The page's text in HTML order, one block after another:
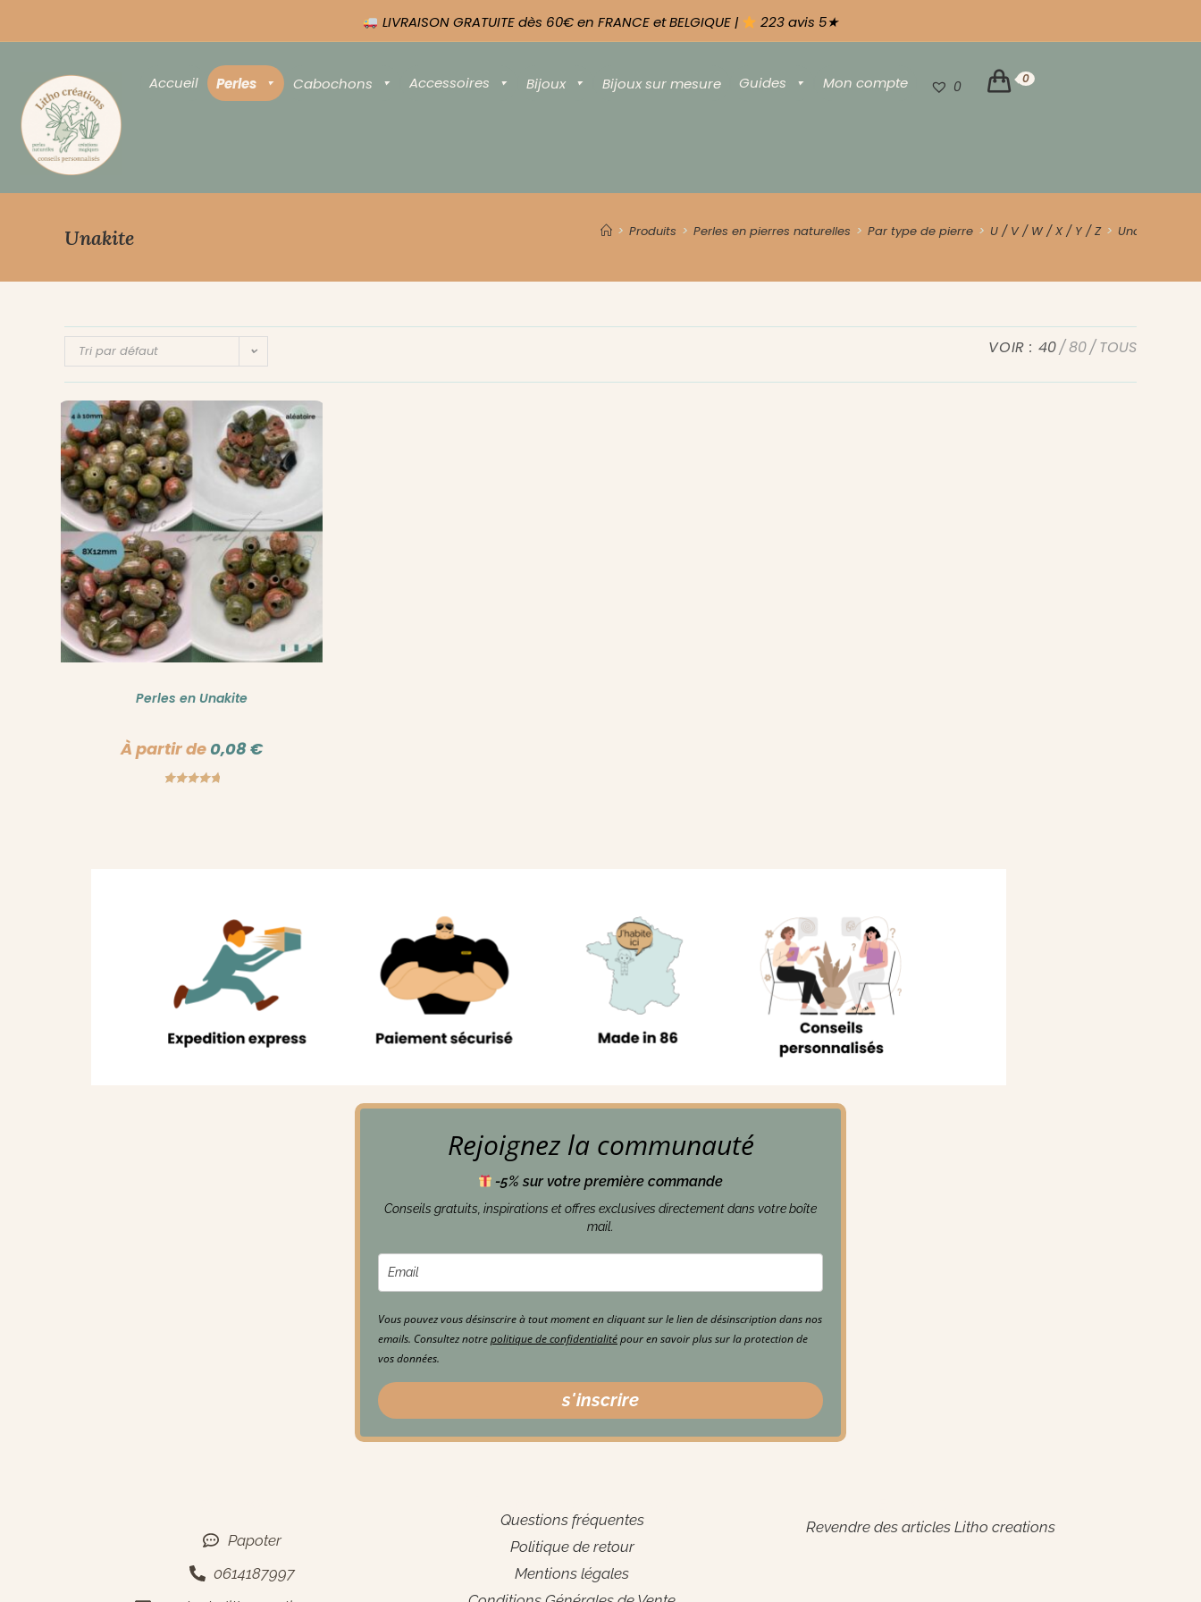
LIVRAISON GRATUITE dès 60€ en FRANCE et BELGIQUE | 223 avis 5★
Accueil Perles Cabochons Accessoires Bijoux Bijoux sur mesure Guides Mon compte 0 0
Unakite > Produits > Perles en pierres naturelles > Par type de pierre > U / V / W / X / Y / Z > Unakite
Tri par défaut VOIR : 40 80 TOUS
Perles en Unakite
À partir de 0,08€
Rejoignez la communauté
-5% sur votre première commande
Conseils gratuits, inspirations et offres exclusives directement dans votre boîte
mail.
Vous pouvez vous désinscrire à tout moment en cliquant sur le lien de désinscription dans nos
emails. Consultez notrepolitique de confidentialitépour en savoir plus sur la protection de
vos données.
s'inscrire
Papoter
0614187997
Questions fréquentes
Politique de retour
Mentions légales
Revendre des articles Litho creations